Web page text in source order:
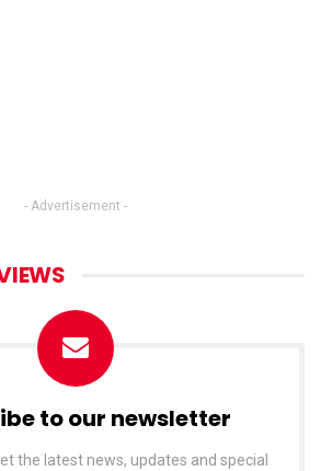
- Advertisement -
to our newsletter
the latest news, updates and special